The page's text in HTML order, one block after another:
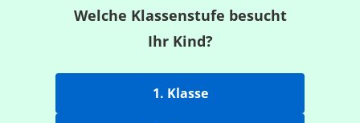
Welche Klassenstufe besucht
Ihr Kind?
1. Klasse